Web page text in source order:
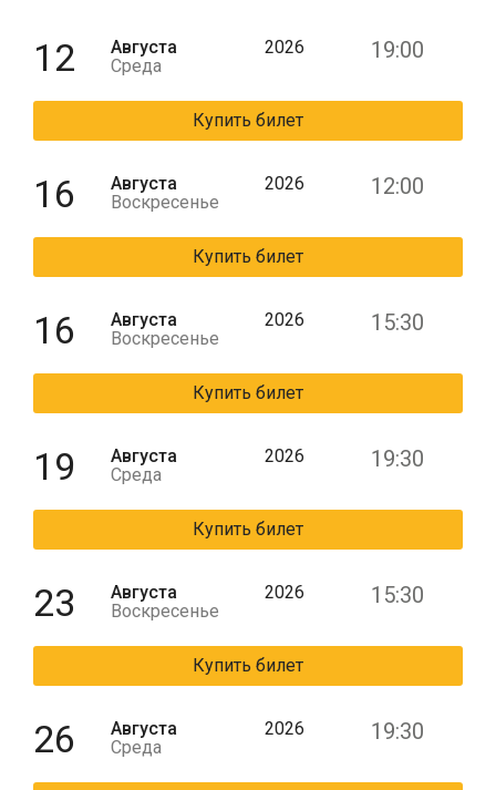
12
Августа
Среда
2026 19:00
Купить билет
16
Августа
Воскресенье
2026 12:00
Купить билет
16
Августа
Воскресенье
2026 15:30
Купить билет
19
Августа
Среда
2026 19:30
Купить билет
23
Августа
Воскресенье
2026 15:30
Купить билет
26
Августа
Среда
2026 19:30